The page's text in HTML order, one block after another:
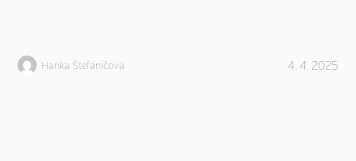
Hanka Štefaničová 4. 4. 2025